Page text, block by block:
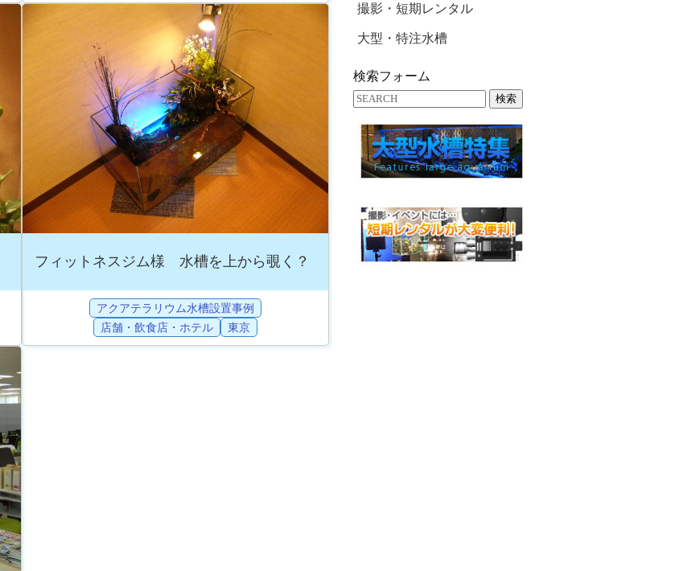
フィットネスジム様 水槽を上から覗く？
アクアテラリウム水槽設置事例
店舗・飲食店・ホテル
東京
撮影・短期レンタル
大型・特注水槽
検索フォーム
検索